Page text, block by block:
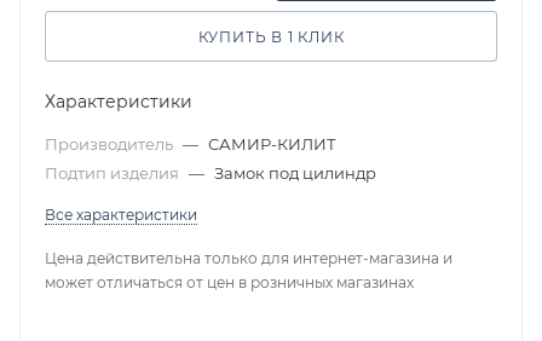
КУПИТЬ В 1 КЛИК
Характеристики
Производитель — САМИР-КИЛИТ
Подтип изделия — Замок под цилиндр
Все характеристики
Цена действительна только для интернет-магазина и
может отличаться от цен в розничных магазинах